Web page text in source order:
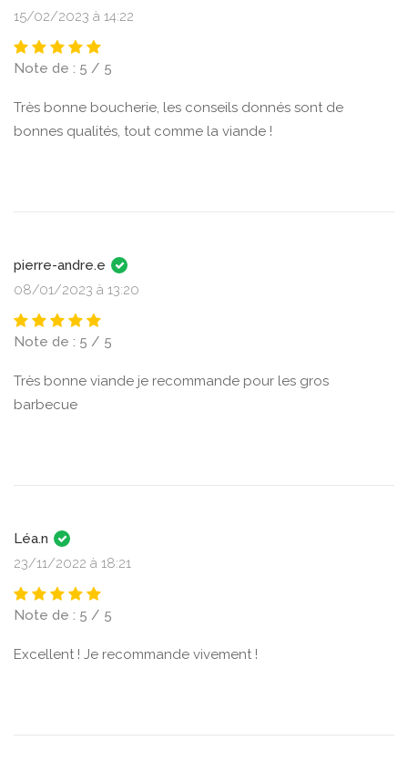
15/02/2023 à 14:22
Note de : 5 / 5
Très bonne boucherie, les conseils donnés sont de
bonnes qualités, tout comme la viande !
pierre-andre.e
08/01/2023 à 13:20
Note de : 5 / 5
Très bonne viande je recommande pour les gros
barbecue
Léa.n
23/11/2022 à 18:21
Note de : 5 / 5
Excellent ! Je recommande vivement !